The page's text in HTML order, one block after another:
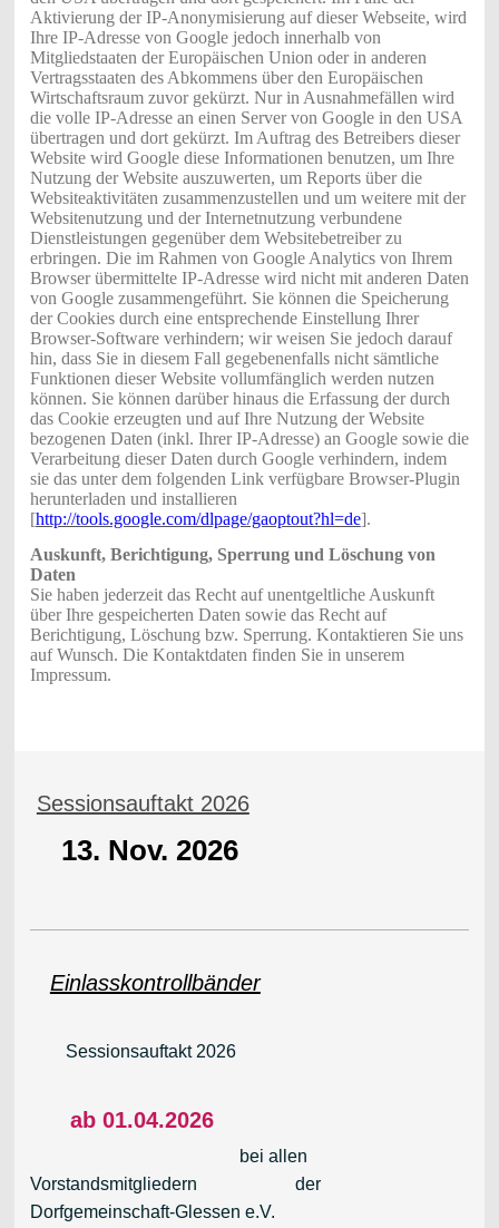
Aktivierung der IP-Anonymisierung auf dieser Webseite, wird
Ihre IP-Adresse von Google jedoch innerhalb von
Mitgliedstaaten der Europäischen Union oder in anderen
Vertragsstaaten des Abkommens über den Europäischen
Wirtschaftsraum zuvor gekürzt. Nur in Ausnahmefällen wird
die volle IP-Adresse an einen Server von Google in den USA
übertragen und dort gekürzt. Im Auftrag des Betreibers dieser
Website wird Google diese Informationen benutzen, um Ihre
Nutzung der Website auszuwerten, um Reports über die
Websiteaktivitäten zusammenzustellen und um weitere mit der
Websitenutzung und der Internetnutzung verbundene
Dienstleistungen gegenüber dem Websitebetreiber zu
erbringen. Die im Rahmen von Google Analytics von Ihrem
Browser übermittelte IP-Adresse wird nicht mit anderen Daten
von Google zusammengeführt. Sie können die Speicherung
der Cookies durch eine entsprechende Einstellung Ihrer
Browser-Software verhindern; wir weisen Sie jedoch darauf
hin, dass Sie in diesem Fall gegebenenfalls nicht sämtliche
Funktionen dieser Website vollumfänglich werden nutzen
können. Sie können darüber hinaus die Erfassung der durch
das Cookie erzeugten und auf Ihre Nutzung der Website
bezogenen Daten (inkl. Ihrer IP-Adresse) an Google sowie die
Verarbeitung dieser Daten durch Google verhindern, indem
sie das unter dem folgenden Link verfügbare Browser-Plugin
herunterladen und installieren
[http://tools.google.com/dlpage/gaoptout?hl=de].
Auskunft, Berichtigung, Sperrung und Löschung von
Daten
Sie haben jederzeit das Recht auf unentgeltliche Auskunft
über Ihre gespeicherten Daten sowie das Recht auf
Berichtigung, Löschung bzw. Sperrung. Kontaktieren Sie uns
auf Wunsch. Die Kontaktdaten finden Sie in unserem
Impressum.
Sessionsauftakt 2026
13. Nov. 2026
Einlasskontrollbänder
Sessionsauftakt 2026
ab 01.04.2026
bei allen
Vorstandsmitgliedern der
Dorfgemeinschaft-Glessen e.V.